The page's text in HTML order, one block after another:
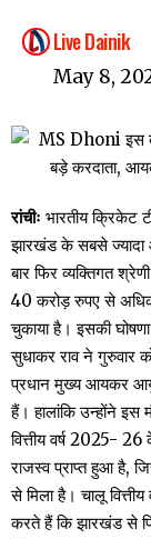
Live Dainik
May 8,
रांचीः भारतीय क्रिकेट
झारखंड के सबसे ज्यादा
बार फिर व्यक्तिगत
40 करोड़ रुपए से
चुकाया है। इसकी
सुधाकर राव ने गुरुवार
प्रधान मुख्य आयकर
हैं। हालांकि उन्होंने इस
वित्तीय वर्ष 2025-
राजस्व प्राप्त हुआ है,
से मिला है। चालू
करते हैं कि झारखंड से